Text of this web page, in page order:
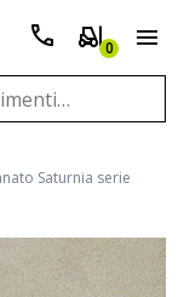
0
Saturnia serie